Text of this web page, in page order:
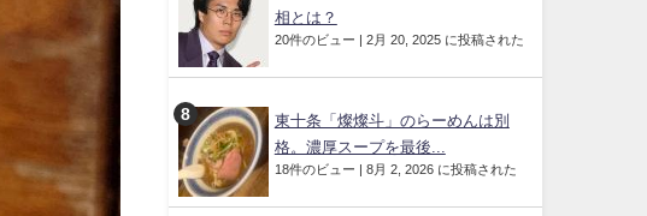
相とは？
20件のビュー | 2月 20, 2025 に投稿された
東十条「燦燦斗」のらーめんは別
格。濃厚スープを最後...
18件のビュー | 8月 2, 2026 に投稿された